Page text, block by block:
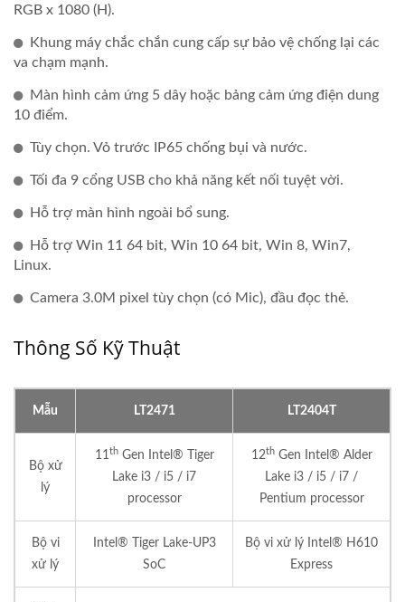
RGB x 1080 (H).
Khung máy chắc chắn cung cấp sự bảo vệ chống lại các
va chạm mạnh.
Màn hình cảm ứng 5 dây hoặc bảng cảm ứng điện dung
10 điểm.
Tùy chọn. Vỏ trước IP65 chống bụi và nước.
Tối đa 9 cổng USB cho khả năng kết nối tuyệt vời.
Hỗ trợ màn hình ngoài bổ sung.
Hỗ trợ Win 11 64 bit, Win 10 64 bit, Win 8, Win7,
Linux.
Camera 3.0M pixel tùy chọn (có Mic), đầu đọc thẻ.
Thông Số Kỹ Thuật
Mẫu LT2471 LT2404T
Bộ xử
lý
11thGen Intel® Tiger
Lake i3 / i5 / i7
processor
12thGen Intel® Alder
Lake i3 / i5 / i7 /
Pentium processor
Bộ vi
xử lý
Intel® Tiger Lake-UP3
SoC
Bộ vi xử lý Intel® H610
Express